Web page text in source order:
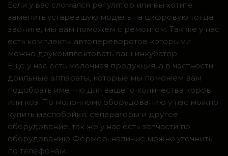
Если у вас сломался регулятор или вы хотите
заменить устаревшую модель на цифровую тогда
звоните, мы вам поможем с ремонтом. Так же у нас
есть комплекты автопереворотов которыми
можно доукомплектовать ваш инкубатор.
Ещё у нас есть молочная продукция, а в частности
доильные аппараты, которые мы поможем вам
подобрать именно для вашего количества коров
или коз. По молочному оборудованию у нас можно
купить маслобойки, сепараторы и другое
оборудование, так же у нас есть запчасти по
оборудованию Фермер, наличие можно уточнить
по телефонам.